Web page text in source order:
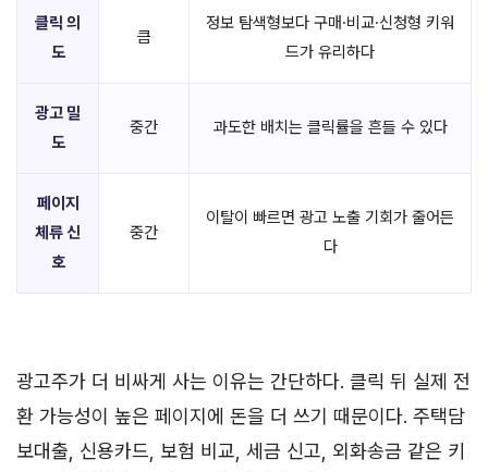
클릭 의
도
큼
정보 탐색형보다 구매·비교·신청형 키워
드가 유리하다
광고 밀
도
중간 과도한 배치는 클릭률을 흔들 수 있다
페이지
체류 신
호
중간
이탈이 빠르면 광고 노출 기회가 줄어든
다
광고주가 더 비싸게 사는 이유는 간단하다. 클릭 뒤 실제 전
환 가능성이 높은 페이지에 돈을 더 쓰기 때문이다. 주택담
보대출, 신용카드, 보험 비교, 세금 신고, 외화송금 같은 키